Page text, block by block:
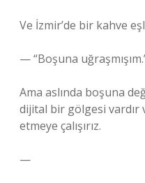
Ve İzmir’de bir kahve
— “Boşuna
Ama aslında boşuna
dijital bir gölgesi vardır
etmeye çalışırız.
—